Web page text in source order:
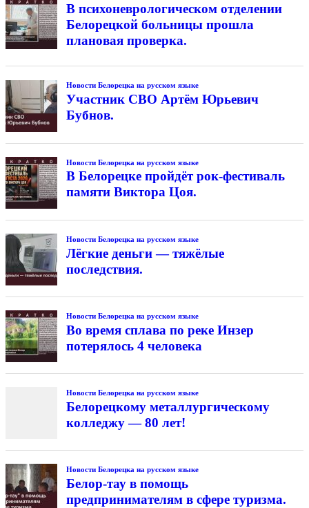
В психоневрологическом отделении
Белорецкой больницы прошла
плановая проверка.
Новости Белорецка на русском языке
Участник СВО Артём Юрьевич
Бубнов.
Новости Белорецка на русском языке
В Белорецке пройдёт рок-фестиваль
памяти Виктора Цоя.
Новости Белорецка на русском языке
Лёгкие деньги — тяжёлые
последствия.
Новости Белорецка на русском языке
Во время сплава по реке Инзер
потерялось 4 человека
Новости Белорецка на русском языке
Белорецкому металлургическому
колледжу — 80 лет!
Новости Белорецка на русском языке
Белор-тау в помощь
предпринимателям в сфере туризма.